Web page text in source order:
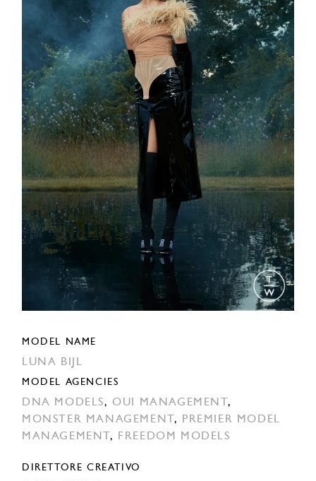
MODEL NAME
LUNA BIJL
MODEL AGENCIES
DNA MODELS,OUI MANAGEMENT ,
MONSTER MANAGEMENT ,
PREMIER MODEL
MANAGEMENT , FREEDOM MODELS
DIRETTORE CREATIVO